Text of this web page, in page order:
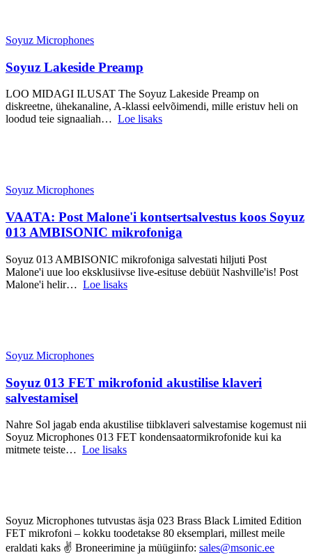
Soyuz Microphones
Soyuz Lakeside Preamp
LOO MIDAGI ILUSAT The Soyuz Lakeside Preamp on
diskreetne, ühekanaline, A-klassi eelvõimendi, mille eristuv heli on
loodud teie signaaliah… Loe lisaks
Soyuz Microphones
VAATA: Post Malone'i kontsertsalvestus koos Soyuz
013 AMBISONIC mikrofoniga
Soyuz 013 AMBISONIC mikrofoniga salvestati hiljuti Post
Malone'i uue loo eksklusiivse live-esituse debüüt Nashville'is! Post
Malone'i helir… Loe lisaks
Soyuz Microphones
Soyuz 013 FET mikrofonid akustilise klaveri
salvestamisel
Nahre Sol jagab enda akustilise tiibklaveri salvestamise kogemust nii
Soyuz Microphones 013 FET kondensaatormikrofonide kui ka
mitmete teiste… Loe lisaks
Soyuz Microphones tutvustas äsja 023 Brass Black Limited Edition
FET mikrofoni – kokku toodetakse 80 eksemplari, millest meile
eraldati kaks ✌️ Broneerimine ja müügiinfo: sales@msonic.ee